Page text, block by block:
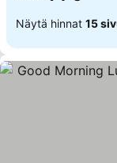
Näytä hinnat 15